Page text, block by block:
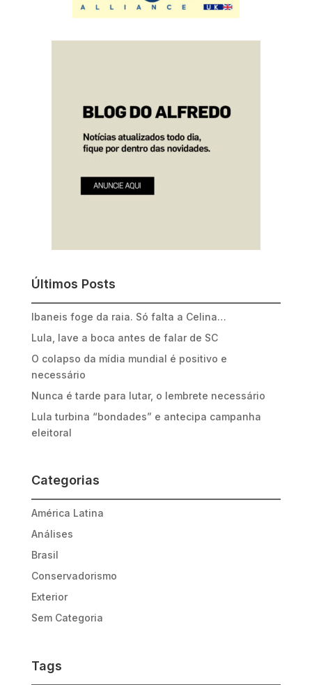
Últimos Posts
Ibaneis foge da raia. Só falta a Celina…
Lula, lave a boca antes de falar de SC
O colapso da mídia mundial é positivo e
necessário
Nunca é tarde para lutar, o lembrete necessário
Lula turbina “bondades” e antecipa campanha
eleitoral
Categorias
América Latina
Análises
Brasil
Conservadorismo
Exterior
Sem Categoria
Tags